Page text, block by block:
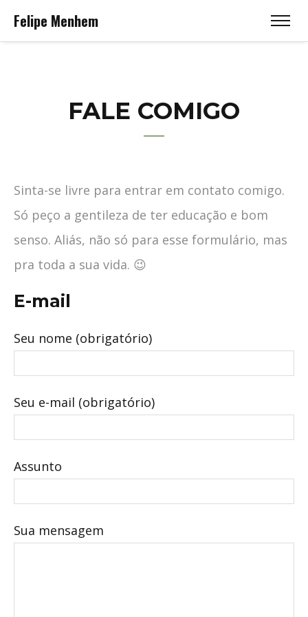
Felipe Menhem
FALE COMIGO
Sinta-se livre para entrar em contato comigo.
Só peço a gentileza de ter educação e bom
senso. Aliás, não só para esse formulário, mas
pra toda a sua vida. 😉
E-mail
Seu nome (obrigatório)
Seu e-mail (obrigatório)
Assunto
Sua mensagem